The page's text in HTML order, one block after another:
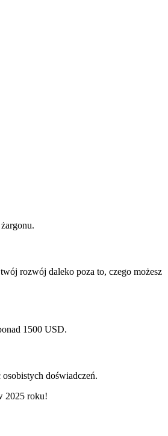
rozwój daleko poza to, czego możesz
1500 USD.
doświadczeń.
2025 roku!